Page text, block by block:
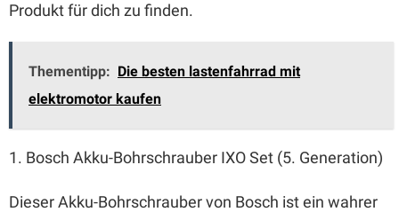
Produkt für dich zu finden.
Thementipp: Die besten lastenfahrrad mit
elektromotor kaufen
1. Bosch Akku-Bohrschrauber IXO Set (5. Generation)
Dieser Akku-Bohrschrauber von Bosch ist ein wahrer